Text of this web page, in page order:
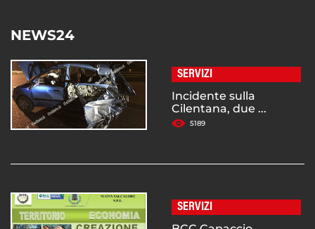
NEWS24
SERVIZI
Incidente sulla
Cilentana, due ...
5189
SERVIZI